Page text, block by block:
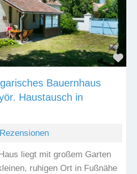
Bauernhaus
Haustausch in
liegt mit großem Garten
ruhigen Ort in Fußnähe